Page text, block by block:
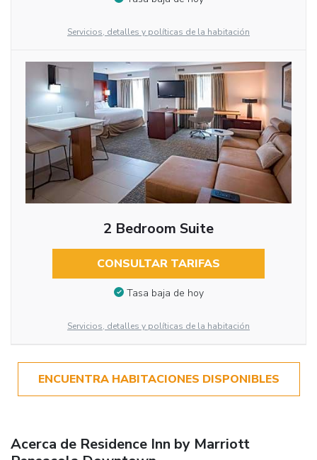
Servicios, detalles y políticas de la habitación
2 Bedroom Suite
CONSULTAR TARIFAS
Tasa baja de hoy
Servicios, detalles y políticas de la habitación
ENCUENTRA HABITACIONES DISPONIBLES
Acerca de Residence Inn by Marriott